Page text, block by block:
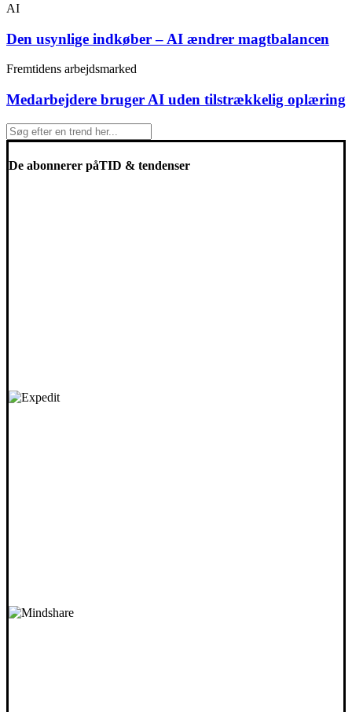
AI
Den usynlige indkøber – AI ændrer magtbalancen
Fremtidens arbejdsmarked
Medarbejdere bruger AI uden tilstrækkelig oplæring
De abonnerer påTID & tendenser